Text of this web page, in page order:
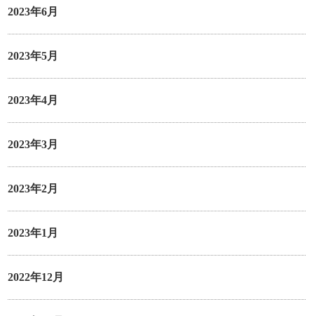
2023年6月
2023年5月
2023年4月
2023年3月
2023年2月
2023年1月
2022年12月